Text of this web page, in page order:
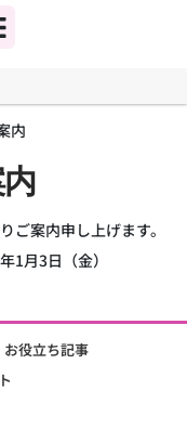
内
ご案内申し上げます。
月3日（金）
お役立ち記事